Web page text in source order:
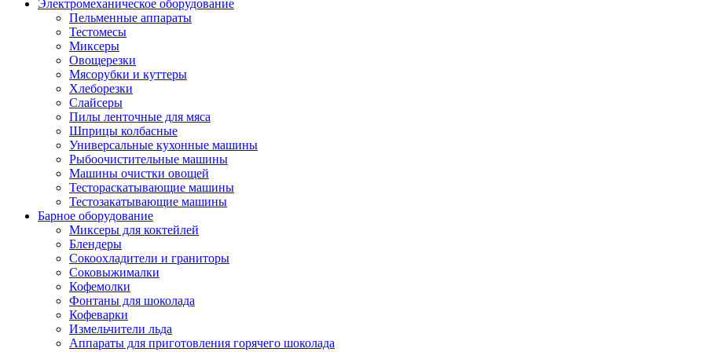
Электромеханическое оборудование
Пельменные аппараты
Тестомесы
Миксеры
Овощерезки
Мясорубки и куттеры
Хлеборезки
Слайсеры
Пилы ленточные для мяса
Шприцы колбасные
Универсальные кухонные машины
Рыбоочистительные машины
Машины очистки овощей
Тестораскатывающие машины
Тестозакатывающие машины
Барное оборудование
Миксеры для коктейлей
Блендеры
Сокоохладители и граниторы
Соковыжималки
Кофемолки
Фонтаны для шоколада
Кофеварки
Измельчители льда
Аппараты для приготовления горячего шоколада